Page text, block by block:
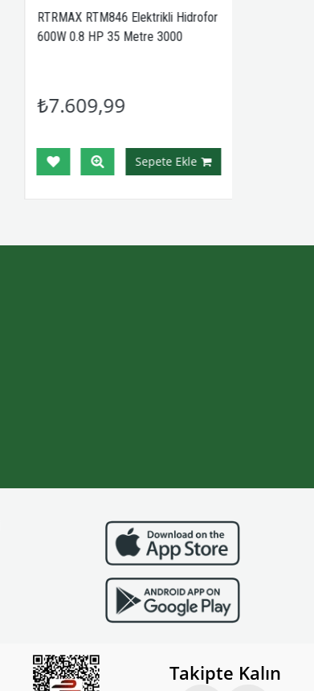
RTRMAX RTM846 Elektrikli Hidrofor
600W 0.8 HP 35 Metre 3000
₺7.609,99
Sepete Ekle
Takipte Kalın